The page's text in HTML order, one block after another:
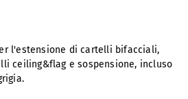
l'estensione di cartelli bifacciali,
ceiling&flag e sospensione, incluso